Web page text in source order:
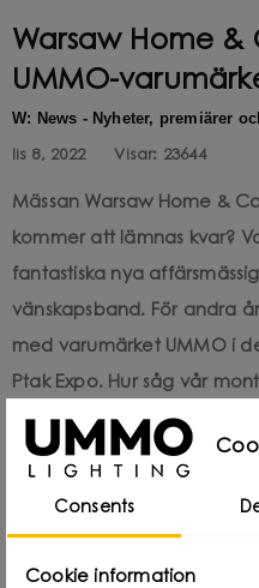
Warsaw Home &
UMMO-
W: News - Nyheter, premiärer
lis 8, 2022 Visar: 23644
Mässan Warsaw Home &
kommer att lämnas kvar?
fantastiska nya
vänskapsband. För andra
med varumärket UMMO i
Ptak Expo. Hur såg vår
LÄS MER PÅ ENGELSKA
Consents
Cookie information